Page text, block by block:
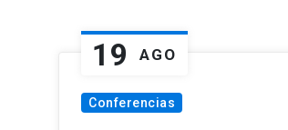
19 AGO
Conferencias